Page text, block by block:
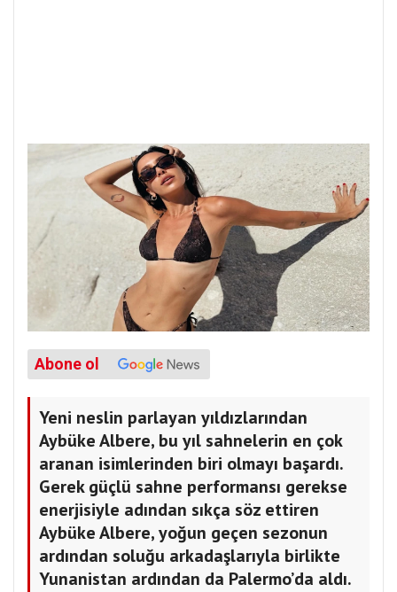
Abone ol
Yeni neslin parlayan yıldızlarından
Aybüke Albere, bu yıl sahnelerin en çok
aranan isimlerinden biri olmayı başardı.
Gerek güçlü sahne performansı gerekse
enerjisiyle adından sıkça söz ettiren
Aybüke Albere, yoğun geçen sezonun
ardından soluğu arkadaşlarıyla birlikte
Yunanistan ardından da Palermo’da aldı.